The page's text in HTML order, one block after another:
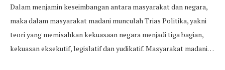
Dalam menjamin keseimbangan antara masyarakat dan negara,
maka dalam masyarakat madani munculah Trias Politika, yakni
teori yang memisahkan kekuasaan negara menjadi tiga bagian,
kekuasan eksekutif, legislatif dan yudikatif. Masyarakat madani…